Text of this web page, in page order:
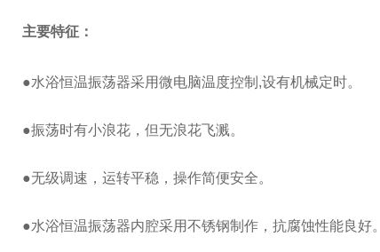
主要特征：
●水浴恒温振荡器采用微电脑温度控制,设有机械定时。
●振荡时有小浪花，但无浪花飞溅。
●无级调速，运转平稳，操作简便安全。
●水浴恒温振荡器内腔采用不锈钢制作，抗腐蚀性能良好。